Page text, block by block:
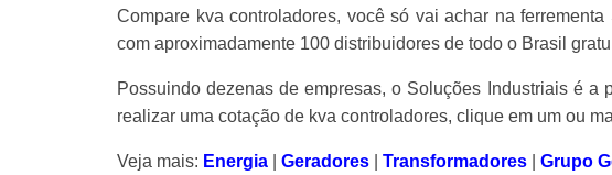
Compare kva controladores, você só vai achar na
com aproximadamente 100 distribuidores de todo o Brasil
Possuindo dezenas de empresas, o Soluções Industriais é
realizar uma cotação de kva controladores, clique em um ou
Veja mais: Energia Geradores Transformadores Grupo